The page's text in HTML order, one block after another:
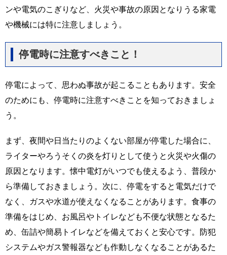
ンや電気のこぎりなど、火災や事故の原因となりうる家電
や機械には特に注意しましょう。
停電時に注意すべきこと！
停電によって、思わぬ事故が起こることもあります。安全
のためにも、停電時に注意すべきことを知っておきましょ
う。
まず、夜間や日当たりのよくない部屋が停電した場合に、
ライターやろうそくの炎を灯りとして使うと火災や火傷の
原因となります。懐中電灯がいつでも使えるよう、普段か
ら準備しておきましょう。次に、停電をすると電気だけで
なく、ガスや水道が使えなくなることがあります。食事の
準備をはじめ、お風呂やトイレなども不便な状態となるた
め、缶詰や簡易トイレなどを備えておくと安心です。防犯
システムやガス警報器なども作動しなくなることがあるた